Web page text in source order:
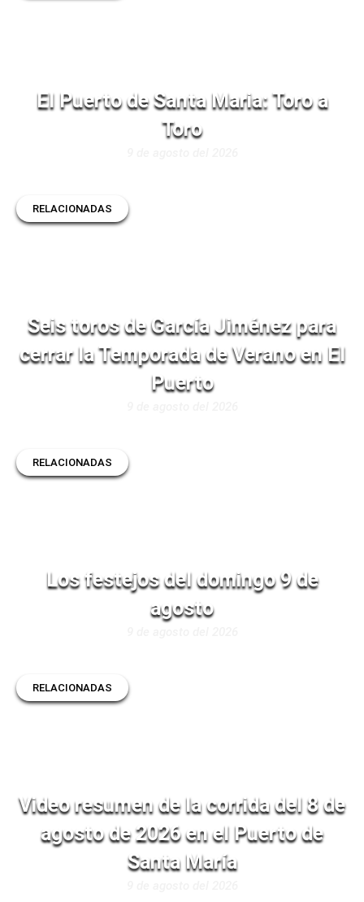
El Puerto de Santa Maria: Toro a
Toro
RELACIONADAS
Seis toros de García Jiménez para
cerrar la Temporada de Verano en El
Puerto
RELACIONADAS
Los festejos del domingo 9 de
agosto
RELACIONADAS
Video resumen de la corrida del 8 de
agosto de 2026 en el Puerto de
Santa María